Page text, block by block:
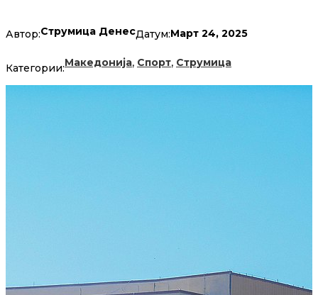
Автор:Струмица ДенесДатум:Март 24, 2025
Категории:Македонија, Спорт, Струмица